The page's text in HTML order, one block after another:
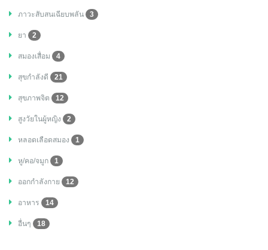
ภาวะสับสนเฉียบพลัน 3
ยา 2
สมองเสื่อม 4
สุขกำลังดี 21
สุขภาพจิต 12
สูงวัยในผู้หญิง 2
หลอดเลือดสมอง 1
หู/คอ/จมูก 1
ออกกำลังกาย 12
อาหาร 14
อื่นๆ 18